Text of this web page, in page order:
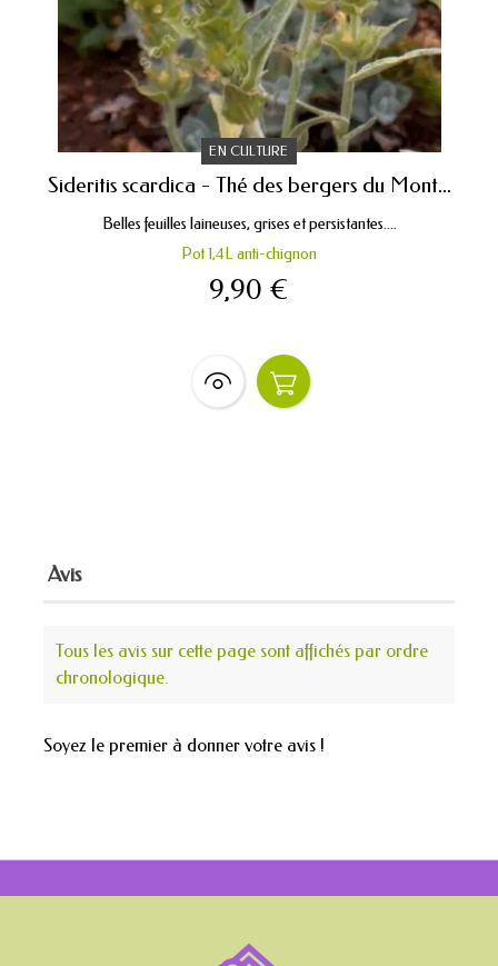
EN CULTURE
Sideritis scardica - Thé des bergers du Mont...
Belles feuilles laineuses, grises et persistantes....
Pot 1,4L anti-chignon
9,90 €
Avis
Tous les avis sur cette page sont affichés par ordre
chronologique.
Soyez le premier à donner votre avis !